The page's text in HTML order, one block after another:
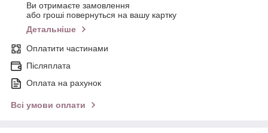
Ви отримаєте замовлення
або гроші повернуться на вашу картку
Детальніше
Оплатити частинами
Післяплата
Оплата на рахунок
Всі умови оплати